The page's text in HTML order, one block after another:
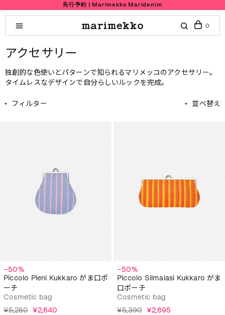
先行予約 | Marimekko Maridenim
0
アクセサリー
独創的な色使いとパターンで知られるマリメッコのアクセサリー。
タイムレスなデザインで自分らしいルックを完成。
フィルター 並べ替え
−50%
Piccolo Pieni Kukkaro がま口ポ
ーチ
Cosmetic bag
¥5,280 ¥2,640
−50%
Piccolo Silmalasi Kukkaro がま
口ポーチ
Cosmetic bag
¥5,390 ¥2,695